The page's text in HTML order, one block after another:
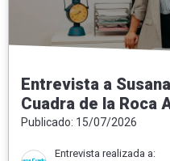
Entrevista a
Cuadra de la Roca
necesita una
Publicado: 15/07/2026
Entrevista realizada a: